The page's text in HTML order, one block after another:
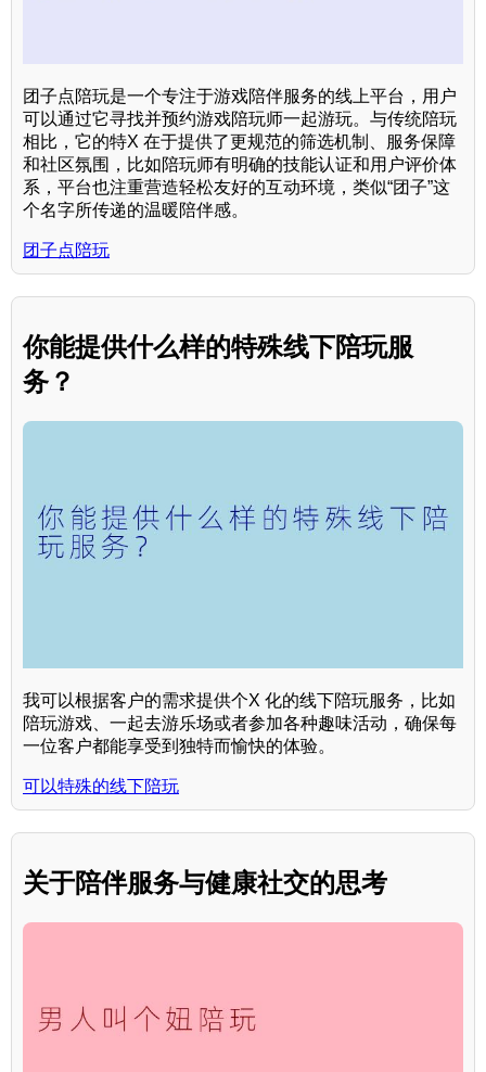
团子点陪玩是一个专注于游戏陪伴服务的线上平台，用户
可以通过它寻找并预约游戏陪玩师一起游玩。与传统陪玩
相比，它的特X 在于提供了更规范的筛选机制、服务保障
和社区氛围，比如陪玩师有明确的技能认证和用户评价体
系，平台也注重营造轻松友好的互动环境，类似“团子”这
个名字所传递的温暖陪伴感。
团子点陪玩
你能提供什么样的特殊线下陪玩服
务？
我可以根据客户的需求提供个X 化的线下陪玩服务，比如
陪玩游戏、一起去游乐场或者参加各种趣味活动，确保每
一位客户都能享受到独特而愉快的体验。
可以特殊的线下陪玩
关于陪伴服务与健康社交的思考